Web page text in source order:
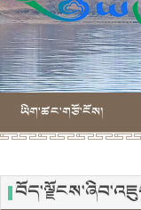
ཡིག་ཚང་གཙོ་ངོས།